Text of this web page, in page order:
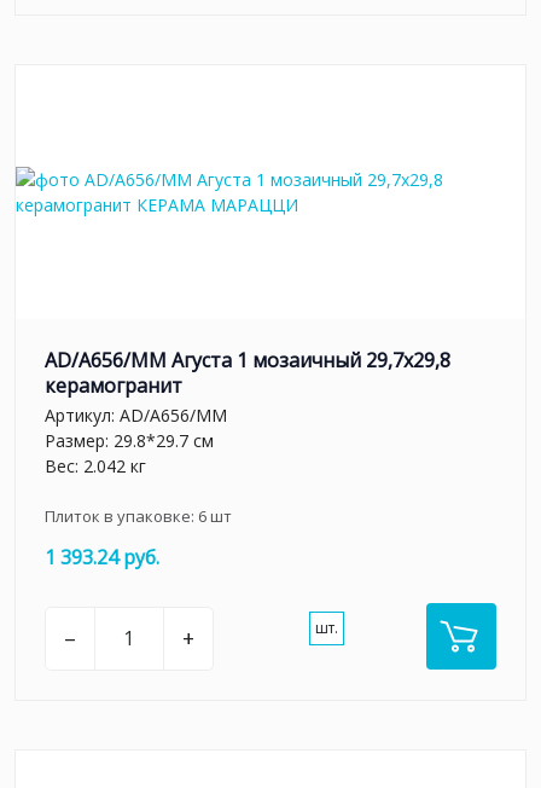
AD/A656/MM Агуста 1 мозаичный 29,7х29,8
керамогранит
Артикул: AD/A656/MM
Размер: 29.8*29.7 см
Вес: 2.042 кг
Плиток в упаковке: 6шт
1 393.24 руб.
– + шт.